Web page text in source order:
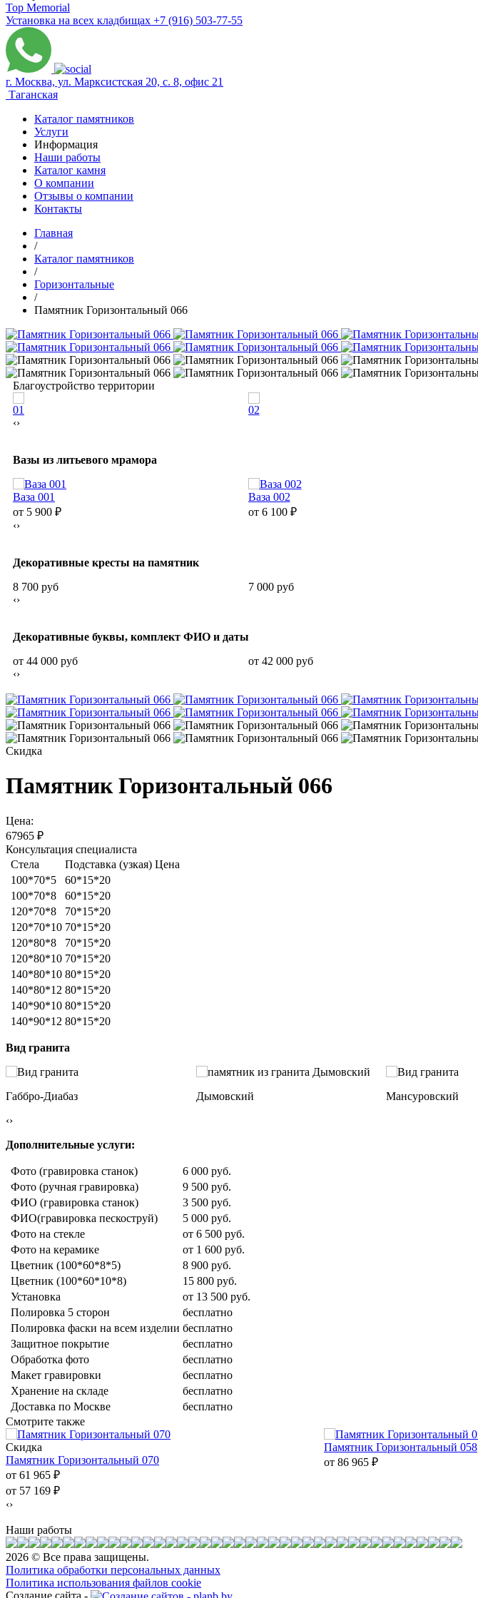
Top Memorial
Установка на всех кладбищах +7 (916) 503-77-55
г. Москва, ул. Марксистская 20, с. 8, офис 21
Таганская
Каталог памятников
Услуги
Информация
Наши работы
Каталог камня
О компании
Отзывы о компании
Контакты
Главная
/
Каталог памятников
/
Горизонтальные
/
Памятник Горизонтальный 066
Благоустройство территории
01
02
‹›
Вазы из литьевого мрамора
Ваза 001
от 5 900 ₽
Ваза 002
от 6 100 ₽
‹›
Декоративные кресты на памятник
8 700 руб
7 000 руб
‹›
Декоративные буквы, комплект ФИО и даты
от 44 000 руб
от 42 000 руб
‹›
Скидка
Памятник Горизонтальный 066
Цена:
67965 ₽
Консультация специалиста
Стела
Подставка (узкая) Цена
100*70*5
60*15*20
100*70*8
60*15*20
120*70*8
70*15*20
120*70*10 70*15*20
120*80*8
70*15*20
120*80*10 70*15*20
140*80*10 80*15*20
140*80*12 80*15*20
140*90*10 80*15*20
140*90*12 80*15*20
Вид гранита
Габбро-Диабаз Дымовский Мансуровский
‹›
Дополнительные услуги:
Фото (гравировка станок)
6 000 руб.
Фото (ручная гравировка)
9 500 руб.
ФИО (гравировка станок)
3 500 руб.
ФИО(гравировка пескоструй)
5 000 руб.
Фото на стекле
от 6 500 руб.
Фото на керамике
от 1 600 руб.
Цветник (100*60*8*5)
8 900 руб.
Цветник (100*60*10*8)
15 800 руб.
Установка
от 13 500 руб.
Полировка 5 сторон
бесплатно
Полировка фаски на всем изделии бесплатно
Защитное покрытие
бесплатно
Обработка фото
бесплатно
Макет гравировки
бесплатно
Хранение на складе
бесплатно
Доставка по Москве
бесплатно
Смотрите также
Скидка
Памятник Горизонтальный 070
от 61 965 ₽
от 57 169 ₽
Памятник Горизонтальный 058
от 86 965 ₽
‹›
Наши работы
2026 © Все права защищены.
Политика обработки персональных данных
Политика использования файлов cookie
Создание сайта -